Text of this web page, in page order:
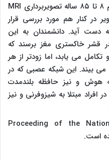
MRI
کنار هم مورد بررسی قرار
آید. دانشمندان به این
قشر خاکستری مغز برسند که
می یابد، اما زودتر از هر
بیند. این شبکه عصبی که در
هوش و نیز حافظه بلندمدت
افراد مبتلا به شیزوفرنی و نیز
Proceeding of the
است.